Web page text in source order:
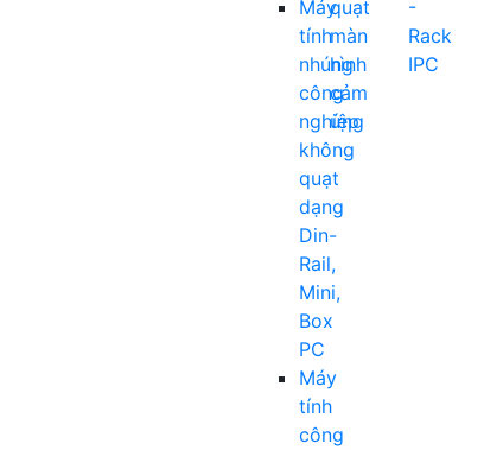
Máy
tính
nhúng
công
nghiệp
không
quạt
dạng
Din-
Rail,
Mini,
Box
PC
Máy
tính
công
quạt
màn
hình
cảm
ứng
-
Rack
IPC